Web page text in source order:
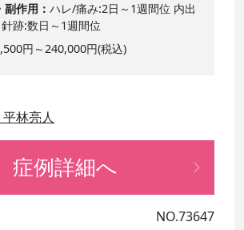
副作用
ハレ/痛み:2日～1週間位 内出
跡:数日～1週間位
円～240,000円(税込)
林亮人
症例詳細へ
NO.73647